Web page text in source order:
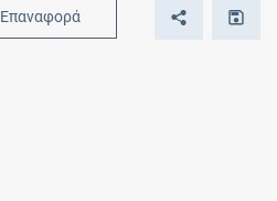
Επαναφορά